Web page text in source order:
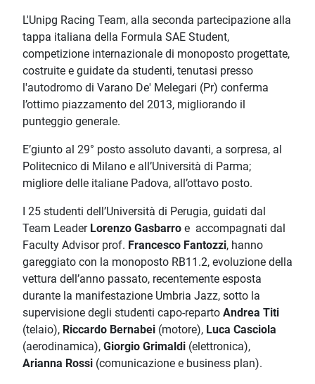
L'Unipg Racing Team, alla seconda partecipazione alla
tappa italiana della Formula SAE Student,
competizione internazionale di monoposto progettate,
costruite e guidate da studenti, tenutasi presso
l'autodromo di Varano De' Melegari (Pr) conferma
l’ottimo piazzamento del 2013, migliorando il
punteggio generale.
E’giunto al 29° posto assoluto davanti, a sorpresa, al
Politecnico di Milano e all’Università di Parma;
migliore delle italiane Padova, all’ottavo posto.
I 25 studenti dell’Università di Perugia, guidati dal
Team Leader Lorenzo Gasbarro e accompagnati dal
Faculty Advisor prof. Francesco Fantozzi, hanno
gareggiato con la monoposto RB11.2, evoluzione della
vettura dell’anno passato, recentemente esposta
durante la manifestazione Umbria Jazz, sotto la
supervisione degli studenti capo-reparto Andrea Titi
(telaio), Riccardo Bernabei (motore), Luca Casciola
(aerodinamica), Giorgio Grimaldi (elettronica),
Arianna Rossi (comunicazione e business plan).